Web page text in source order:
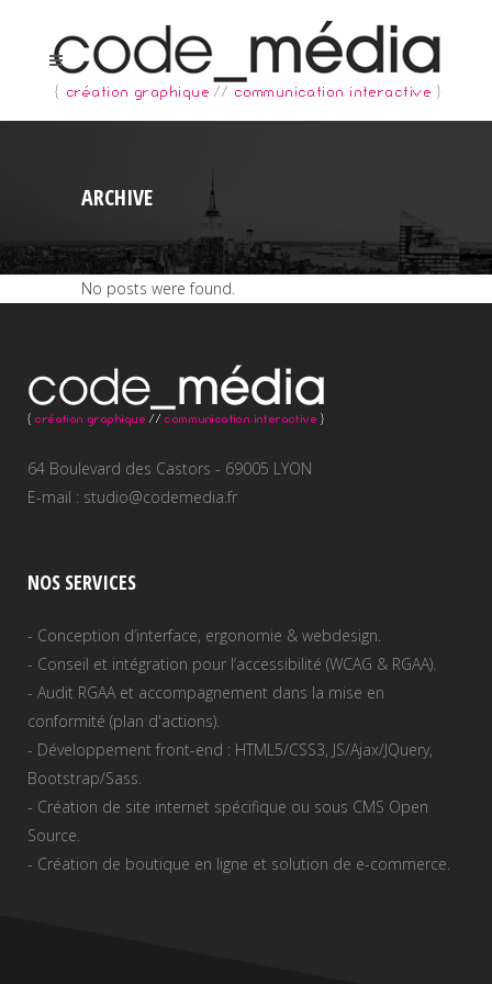
ARCHIVE
No posts were found.
64 Boulevard des Castors - 69005 LYON
E-mail : studio@codemedia.fr
NOS SERVICES
- Conception d’interface, ergonomie & webdesign.
- Conseil et intégration pour l’accessibilité (WCAG & RGAA).
- Audit RGAA et accompagnement dans la mise en
conformité (plan d'actions).
- Développement front-end : HTML5/CSS3, JS/Ajax/JQuery,
Bootstrap/Sass.
- Création de site internet spécifique ou sous CMS Open
Source.
- Création de boutique en ligne et solution de e-commerce.